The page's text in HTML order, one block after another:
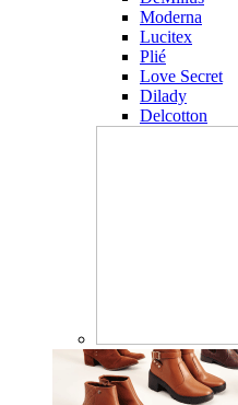
Moderna
Lucitex
Plié
Love Secret
Dilady
Delcotton